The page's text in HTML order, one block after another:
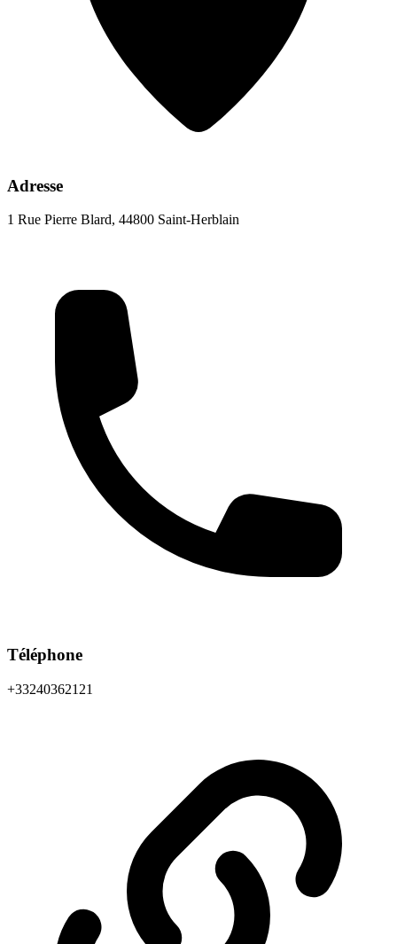
Adresse
1 Rue Pierre Blard, 44800 Saint-Herblain
Téléphone
+33240362121